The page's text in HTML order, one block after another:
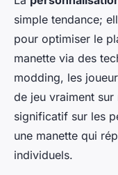
Lucas•20 décembre
simple tendance;
pour optimiser le
manette via des
modding, les
de jeu vraiment
significatif sur les
une manette qui
individuels.